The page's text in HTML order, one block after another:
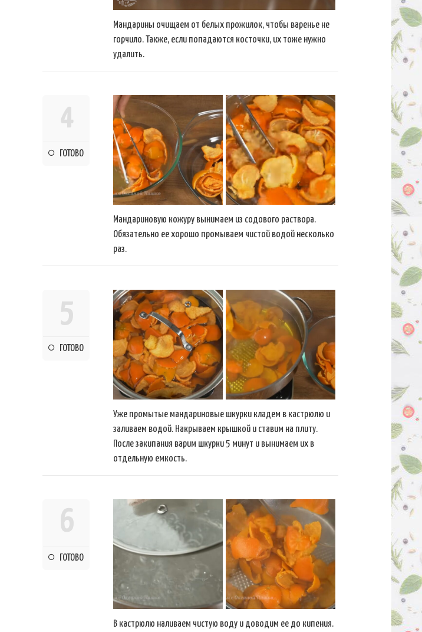
Мандарины очищаем от белых прожилок, чтобы варенье не
горчило. Также, если попадаются косточки, их тоже нужно
удалить.
4
ГОТОВО
Мандариновую кожуру вынимаем из содового раствора.
Обязательно ее хорошо промываем чистой водой несколько
раз.
5
ГОТОВО
Уже промытые мандариновые шкурки кладем в кастрюлю и
заливаем водой. Накрываем крышкой и ставим на плиту.
После закипания варим шкурки 5 минут и вынимаем их в
отдельную емкость.
6
ГОТОВО
В кастрюлю наливаем чистую воду и доводим ее до кипения.